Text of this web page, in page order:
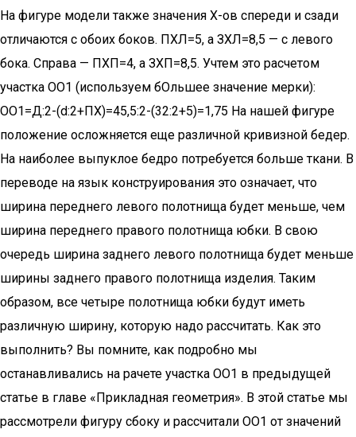
На фигуре модели также значения X-ов спереди и сзади
отличаются с обоих боков. ПХЛ=5, а ЗХЛ=8,5 — с левого
бока. Справа — ПХП=4, а ЗХП=8,5. Учтем это расчетом
участка ОО1 (используем бОльшее значение мерки):
ОО1=Д:2-(d:2+ПХ)=45,5:2-(32:2+5)=1,75 На нашей фигуре
положение осложняется еще различной кривизной бедер.
На наиболее выпуклое бедро потребуется больше ткани. В
переводе на язык конструирования это означает, что
ширина переднего левого полотнища будет меньше, чем
ширина переднего правого полотнища юбки. В свою
очередь ширина заднего левого полотнища будет меньше
ширины заднего правого полотнища изделия. Таким
образом, все четыре полотнища юбки будут иметь
различную ширину, которую надо рассчитать. Как это
выполнить? Вы помните, как подробно мы
останавливались на рачете участка ОО1 в предыдущей
статье в главе «Прикладная геометрия». В этой статье мы
рассмотрели фигуру сбоку и рассчитали ОО1 от значений